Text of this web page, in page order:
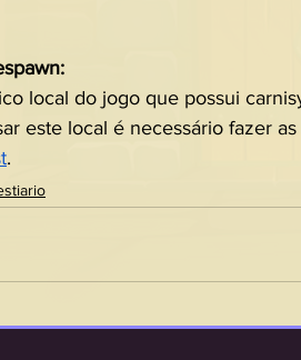
local do jogo que possui
este local é necessário fazer
.